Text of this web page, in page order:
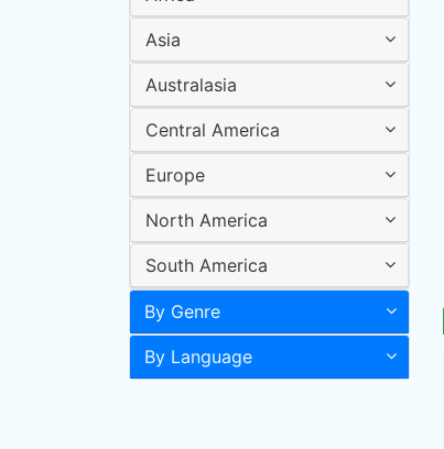
Asia
Australasia
Central America
Europe
North America
South America
By Genre
By Language